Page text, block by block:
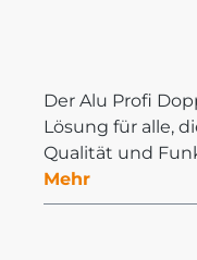
Der Alu Profi
Lösung für alle,
Qualität und
Mehr